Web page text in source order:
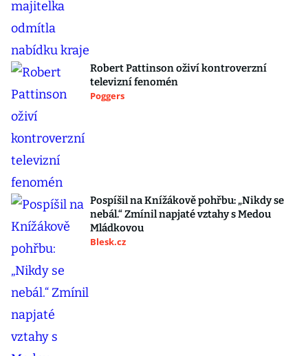
Robert Pattinson oživí kontroverzní
televizní fenomén
Poggers
Pospíšil na Knížákově pohřbu: „Nikdy se
nebál.“ Zmínil napjaté vztahy s Medou
Mládkovou
Blesk.cz